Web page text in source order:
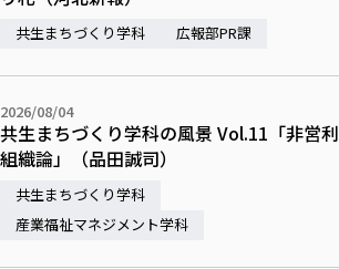
共生まちづくり学科 広報部PR課
2026/08/04
共生まちづくり学科の風景 Vol.11「非営利
組織論」（品田誠司）
共生まちづくり学科
産業福祉マネジメント学科